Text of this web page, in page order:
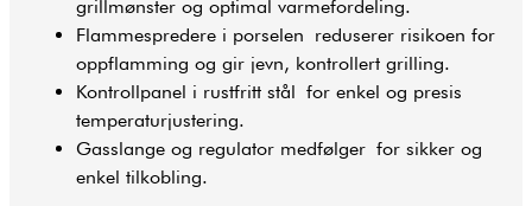
grillmønster og optimal varmefordeling.
Flammespredere i porselen reduserer risikoen for
oppflamming og gir jevn, kontrollert grilling.
Kontrollpanel i rustfritt stål for enkel og presis
temperaturjustering.
Gasslange og regulator medfølger for sikker og
enkel tilkobling.